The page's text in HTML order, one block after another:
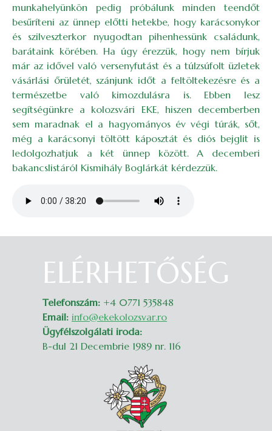
munkahelyünkön pedig próbálunk minden teendőt
besűríteni az ünnep előtti hetekbe, hogy karácsonykor
és szilveszterkor nyugodtan pihenhessünk családunk,
barátaink körében. Ha úgy érezzük, hogy nem bírjuk
már az idővel való versenyfutást és a túlzsúfolt üzletek
vásárlási őrületét, szánjunk időt a feltöltekezésre és a
természetbe való kimozdulásra is. Ebben lesz
segítségünkre a kolozsvári EKE, hiszen decemberben
sem maradnak el a hagyományos év végi túrák, sőt,
még a karácsonyi töltött káposztát és diós bejglit is
ledolgozhatjuk a két ünnep között. A decemberi
bakancslistáról Kismihály Boglárkát kérdezzük.
ELÉRHETŐSÉG
Telefonszám: +4 0771 535848
Email: info@ekekolozsvar.ro
Ügyfélszolgálati iroda:
B-dul 21 Decembrie 1989 nr. 116